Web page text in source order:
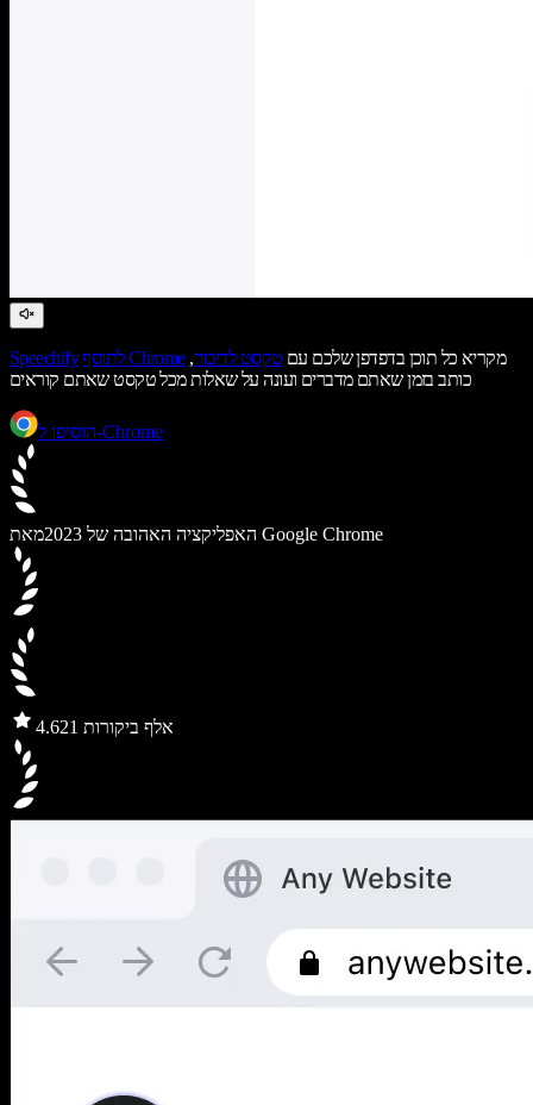
Speechify לתוסף Chrome מקריא כל תוכן בדפדפן שלכם עם טקסט לדיבור,
כותב בזמן שאתם מדברים ועונה על שאלות מכל טקסט שאתם קוראים
הוסיפו ל-Chrome
האפליקציה האהובה של 2023 מאת Google Chrome
4.6 21 אלף ביקורות